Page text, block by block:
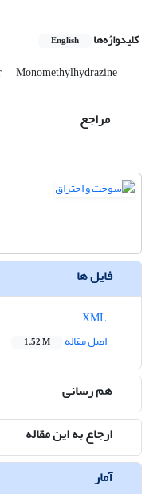
کلیدواژه‌ها English
Monomethylhydrazine
مراجع
فایل ها
اصل مقاله
1.52 M
هم رسانی
ارجاع به این مقاله
آمار